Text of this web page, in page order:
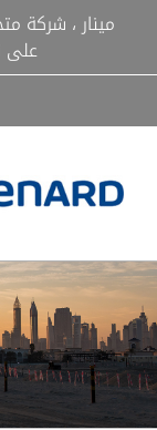
content
مينار ، شركة
على